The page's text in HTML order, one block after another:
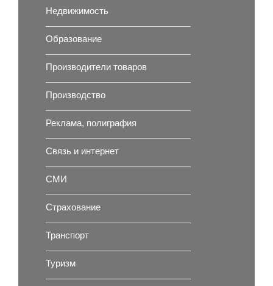
Недвижимость
Образование
Производители товаров
Производство
Реклама, полиграфия
Связь и интернет
СМИ
Страхование
Транспорт
Туризм